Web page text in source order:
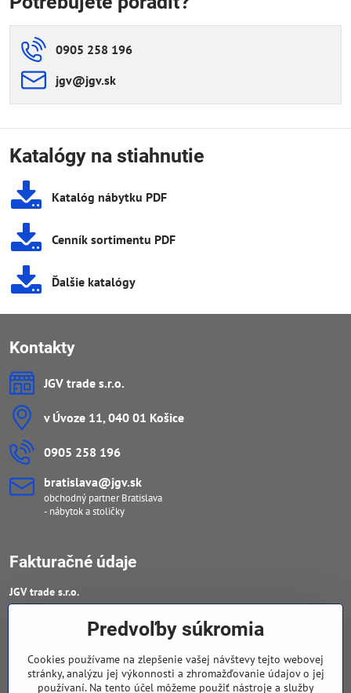
0905 258 196
jgv​@jgv​.sk
Katalógy na stiahnutie
Katalóg nábytku PDF
Cenník sortimentu PDF
Ďalšie katalógy
Kontakty
JGV trade s​.r​.o​.
v Úvoze 11, 040 01 Košice
0905 258 196
bratislava​@jgv​.sk
obchodný partner Bratislava
- nábytok a stoličky
Fakturačné údaje
JGV trade s​.r​.o​.
DIČ : 20223652906
IČ DPH : SK 2023652906
Predvoľby súkromia
Cookies používame na zlepšenie vašej návštevy tejto webovej
stránky, analýzu jej výkonnosti a zhromažďovanie údajov o jej
používaní. Na tento účel môžeme použiť nástroje a služby